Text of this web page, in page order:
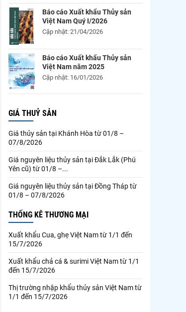
Báo cáo Xuất khẩu Thủy sản
Việt Nam Quý I/2026
Cập nhật: 21/04/2026
Báo cáo Xuất khẩu Thủy sản
Việt Nam năm 2025
Cập nhật: 16/01/2026
GIÁ THUỶ SẢN
Giá thủy sản tại Khánh Hòa từ 01/8 –
07/8/2026
Giá nguyên liệu thủy sản tại Đắk Lắk (Phú
Yên cũ) từ 01/8 –...
Giá nguyên liệu thủy sản tại Đồng Tháp từ
01/8 – 07/8/2026
THỐNG KÊ THƯƠNG MẠI
Xuất khẩu Cua, ghẹ Việt Nam từ 1/1 đến
15/7/2026
Xuất khẩu chả cá & surimi Việt Nam từ 1/1
đến 15/7/2026
Thị trường nhập khẩu thủy sản Việt Nam từ
1/1 đến 15/7/2026